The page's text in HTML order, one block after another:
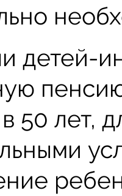
детей-
50 лет,